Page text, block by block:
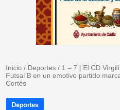
Inicio / Deportes / 1 – 7 | El CD
Futsal B en un emotivo partido
Cortés
Deportes